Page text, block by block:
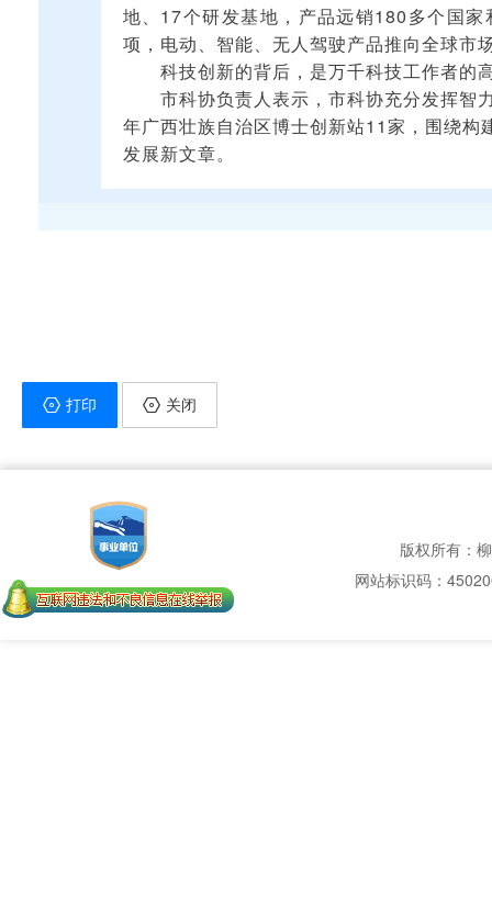
地、17个研发基地，产品远销180多个国
项，电动、智能、无人驾驶产品推向全球市
科技创新的背后，是万千科技工作者的
市科协负责人表示，市科协充分发挥智
年广西壮族自治区博士创新站11家，围绕构
发展新文章。
打印 关闭
版权所有：
网站标识码：